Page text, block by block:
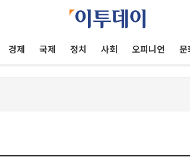
경제 국제 정치 사회 오피니언 문